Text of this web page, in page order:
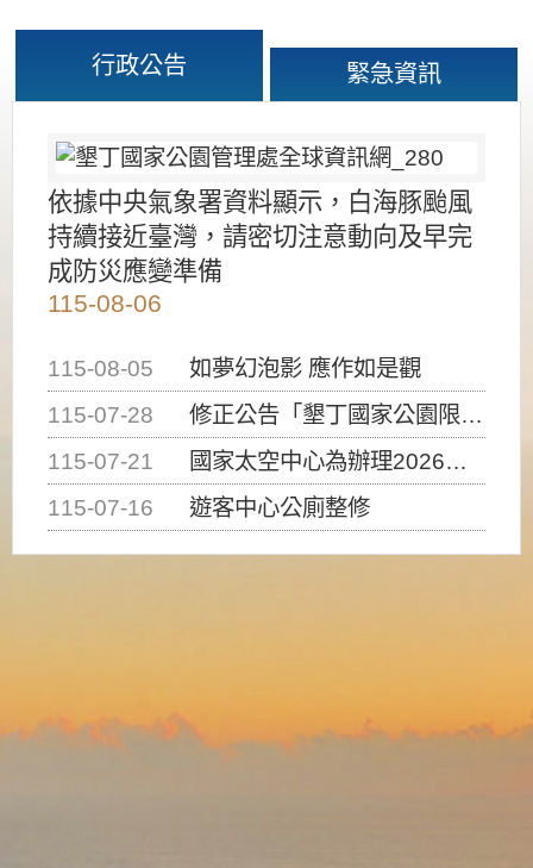
行政公告 緊急資訊
依據中央氣象署資料顯示，白海豚颱風
持續接近臺灣，請密切注意動向及早完
成防災應變準備
115-08-06
115-08-05
如夢幻泡影 應作如是觀
115-07-28
修正公告「墾丁國家公園限制水域遊憩活動之種類、範圍、時間及行為」，自即日生效。
115-07-21
國家太空中心為辦理2026台灣盃火箭競賽，陸、海、空域警戒及協調相關事宜，因颱風備案事宜
115-07-16
遊客中心公廁整修